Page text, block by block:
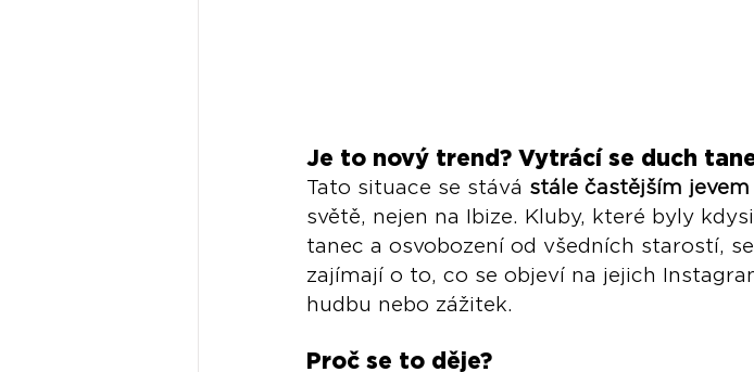
Je to nový trend? Vytrácí se duch
Tato situace se stává stále častějším jevem
světě, nejen na Ibize. Kluby, které byly
tanec a osvobození od všedních starostí,
zajímají o to, co se objeví na jejich
hudbu nebo zážitek.
Proč se to děje?